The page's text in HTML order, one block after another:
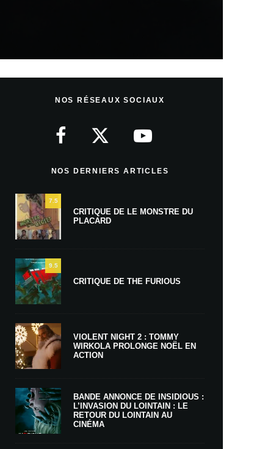
NOS RÉSEAUX SOCIAUX
NOS DERNIERS ARTICLES
7.5
CRITIQUE DE LE MONSTRE DU
PLACARD
9.5
CRITIQUE DE THE FURIOUS
VIOLENT NIGHT 2 : TOMMY
WIRKOLA PROLONGE NOËL EN
ACTION
BANDE ANNONCE DE INSIDIOUS :
L’INVASION DU LOINTAIN : LE
RETOUR DU LOINTAIN AU
CINÉMA